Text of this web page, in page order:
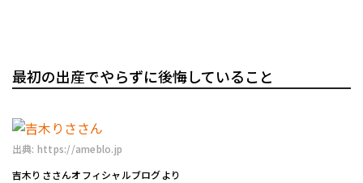
最初の出産でやらずに後悔していること
出典: https://ameblo.jp
吉木りささんオフィシャルブログより